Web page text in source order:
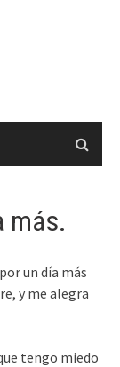
más.
un día más
y me alegra
tengo miedo